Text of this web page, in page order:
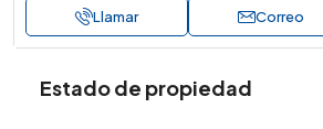
Llamar Correo
Estado de propiedad